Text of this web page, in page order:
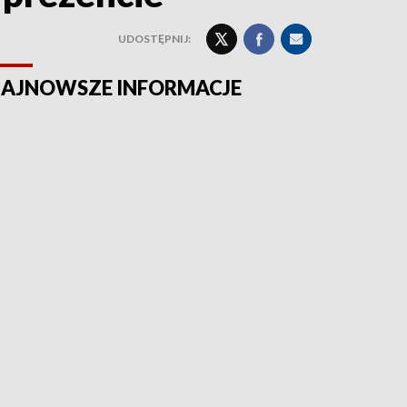
UDOSTĘPNIJ:
INFORMACJE